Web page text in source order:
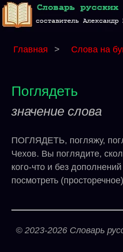
Главная > Слова на
Поглядеть
значение слова
ПОГЛЯДЕТЬ, погляжу,
Чехов. Вы поглядите,
кого-что и без
посмотреть
© 2023-2026 Словарь